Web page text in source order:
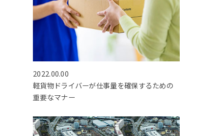
2022.00.00
軽貨物ドライバーが仕事量を確保するための
重要なマナー